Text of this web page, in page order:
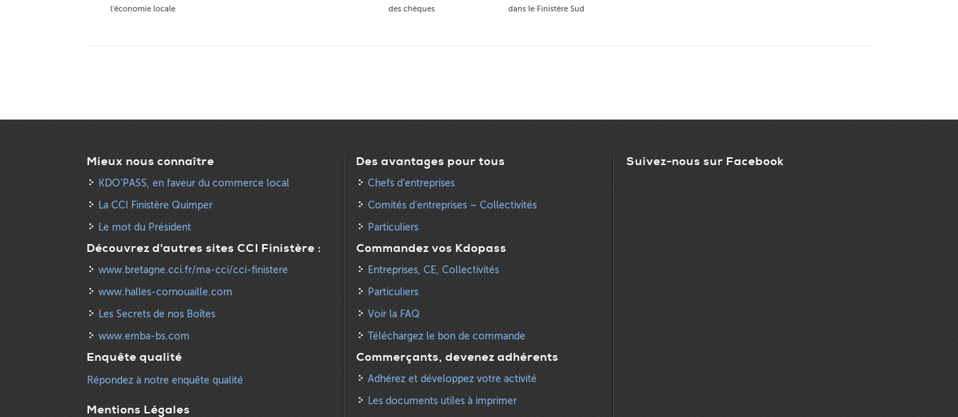
l'économie locale
des chèques
dans le Finistère Sud
Mieux nous connaître
KDO’PASS, en faveur du commerce local
La CCI Finistère Quimper
Le mot du Président
Découvrez d'autres sites CCI Finistère :
www.bretagne.cci.fr/ma-cci/cci-finistere
www.halles-cornouaille.com
Les Secrets de nos Boîtes
www.emba-bs.com
Enquête qualité
Répondez à notre enquête qualité
Mentions Légales
Des avantages pour tous
Chefs d’entreprises
Comités d’entreprises – Collectivités
Particuliers
Commandez vos Kdopass
Entreprises, CE, Collectivités
Particuliers
Voir la FAQ
Téléchargez le bon de commande
Commerçants, devenez adhérents
Adhérez et développez votre activité
Les documents utiles à imprimer
Suivez-nous sur Facebook